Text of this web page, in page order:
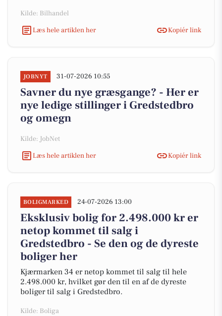
Kilde: Bilhandel
Læs hele artiklen her
Kopiér link
JOBNYT 31-07-2026 10:55
Savner du nye græsgange? - Her er
nye ledige stillinger i Gredstedbro
og omegn
Kilde: JobNet
Læs hele artiklen her
Kopiér link
BOLIGMARKED 24-07-2026 13:00
Eksklusiv bolig for 2.498.000 kr er
netop kommet til salg i
Gredstedbro - Se den og de dyreste
boliger her
Kjærmarken 34 er netop kommet til salg til hele
2.498.000 kr, hvilket gør den til en af de dyreste
boliger til salg i Gredstedbro.
Kilde: Boliga